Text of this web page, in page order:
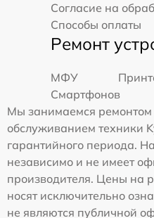
Согласие на
Способы оплаты
Ремонт
МФУ
Смартфонов
Мы занимаемся ремонтом
обслуживанием техники
гарантийного периода.
независимо и не имеет
производителя. Цены на
носят исключительно
не являются публичной